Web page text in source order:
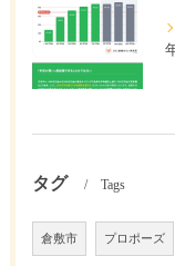
タグ Tags
倉敷市 プロポーズ